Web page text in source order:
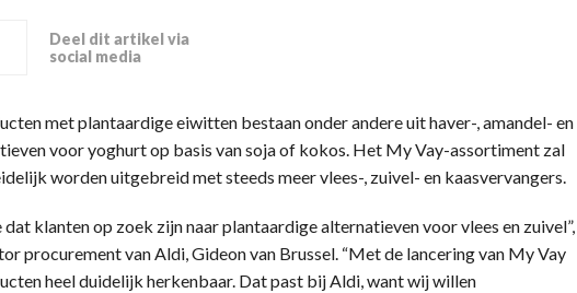
Deel dit artikel via
social media
met plantaardige eiwitten bestaan onder andere uit haver-, amandel- en
voor yoghurt op basis van soja of kokos. Het My Vay-assortiment zal
worden uitgebreid met steeds meer vlees-, zuivel- en kaasvervangers.
klanten op zoek zijn naar plantaardige alternatieven voor vlees en zuivel”,
procurement van Aldi, Gideon van Brussel. “Met de lancering van My Vay
heel duidelijk herkenbaar. Dat past bij Aldi, want wij willen